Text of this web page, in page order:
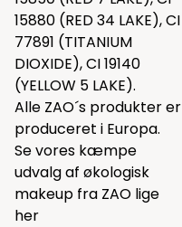
15880 (RED 34 LAKE), CI
77891 (TITANIUM
DIOXIDE), CI 19140
(YELLOW 5 LAKE).
Alle ZAO´s produkter er
produceret i Europa.
Se vores kæmpe
udvalg af økologisk
makeup fra ZAO lige
her